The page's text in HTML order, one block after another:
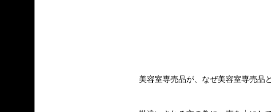
美容室専売品が、なぜ美容室専売品